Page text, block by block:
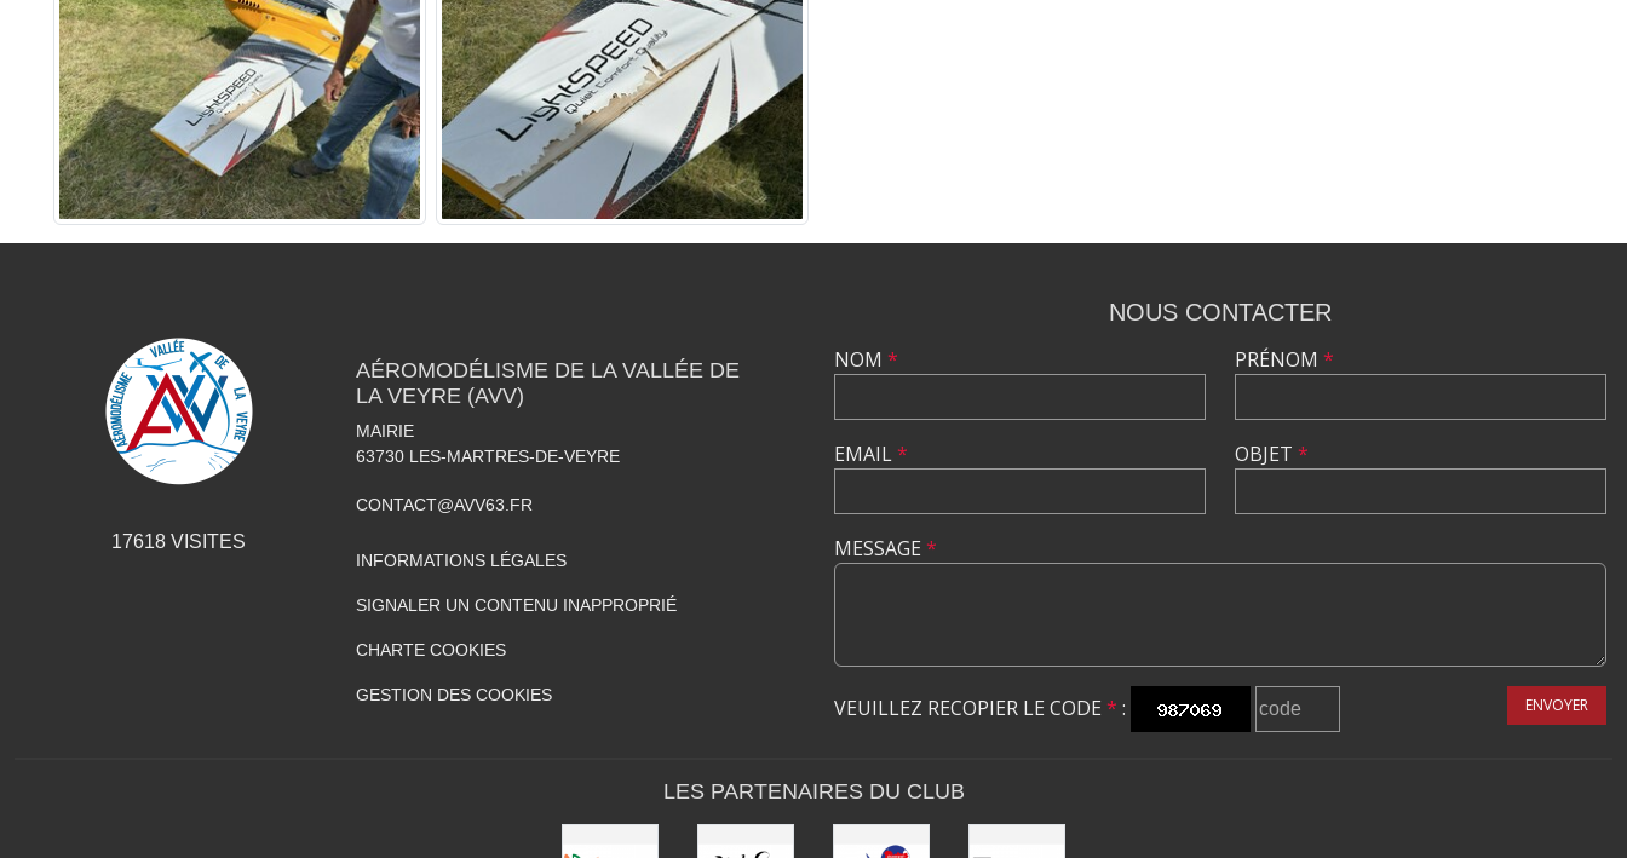
17618VISITES
AÉROMODÉLISME DE LA VALLÉE DE
LA VEYRE (AVV)
MAIRIE
63730 LES-MARTRES-DE-VEYRE
CONTACT@AVV63.FR
INFORMATIONS LÉGALES
SIGNALER UN CONTENU INAPPROPRIÉ
CHARTE COOKIES
GESTION DES COOKIES
NOUS CONTACTER
NOM *
EMAIL*
PRÉNOM *
OBJET *
MESSAGE *
VEUILLEZ RECOPIER LE CODE * : ENVOYER
LES PARTENAIRES DU CLUB